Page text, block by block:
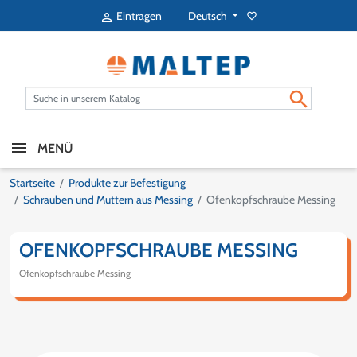
 Eintragen Deutsch favorite_border

MENÜ
Startseite
Produkte zur Befestigung
Schrauben und Muttern aus Messing
Ofenkopfschraube Messing
OFENKOPFSCHRAUBE MESSING
Ofenkopfschraube Messing